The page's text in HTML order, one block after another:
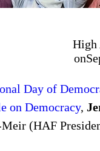
High
on
Day of
on Democracy,
(HAF